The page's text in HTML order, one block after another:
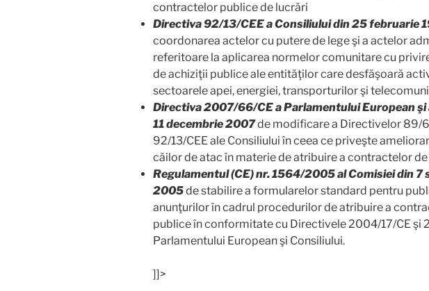
contractelor publice de lucrări
Directiva 92/13/CEE a Consiliului din 25 februarie
coordonarea actelor cu putere de lege şi a actelor
referitoare la aplicarea normelor comunitare cu
de achiziţii publice ale entităţilor care desfăşoară
sectoarele apei, energiei, transporturilor şi
Directiva 2007/66/CE a Parlamentului European şi
11 decembrie 2007de modificare a Directivelor 89/
92/13/CEE ale Consiliului în ceea ce priveşte
căilor de atac în materie de atribuire a contractelor
Regulamentul (CE) nr. 1564/2005 al Comisiei din 7
2005de stabilire a formularelor standard pentru
anunţurilor în cadrul procedurilor de atribuire a
publice în conformitate cu Directivele 2004/17/CE şi
Parlamentului European şi Consiliului.
]]>